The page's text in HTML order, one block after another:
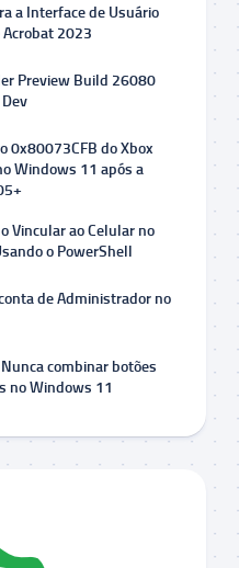
a Interface de Usuário
Acrobat 2023
Preview Build 26080
0x80073CFB do Xbox
Windows 11 após a
Vincular ao Celular no
o PowerShell
de Administrador no
combinar botões
no Windows 11